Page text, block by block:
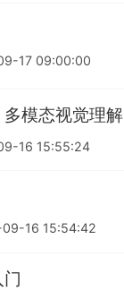
17 09:00:00
模态视觉理解
16 15:55:24
16 15:54:42